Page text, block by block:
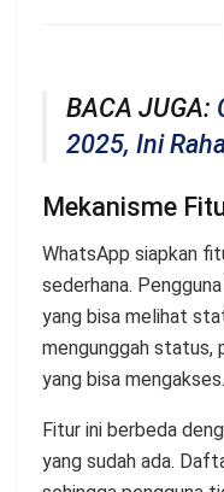
BACA JUGA:
2025, Ini
Mekanisme
WhatsApp siapkan
sederhana.
yang bisa melihat
mengunggah status,
yang bisa mengakses.
Fitur ini berbeda
yang sudah ada.